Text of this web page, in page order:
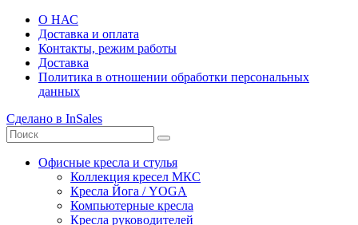
О НАС
Доставка и оплата
Контакты, режим работы
Доставка
Политика в отношении обработки персональных
данных
Сделано в InSales
Офисные кресла и стулья
Коллекция кресел МКС
Кресла Йога / YOGA
Компьютерные кресла
Кресла руководителей